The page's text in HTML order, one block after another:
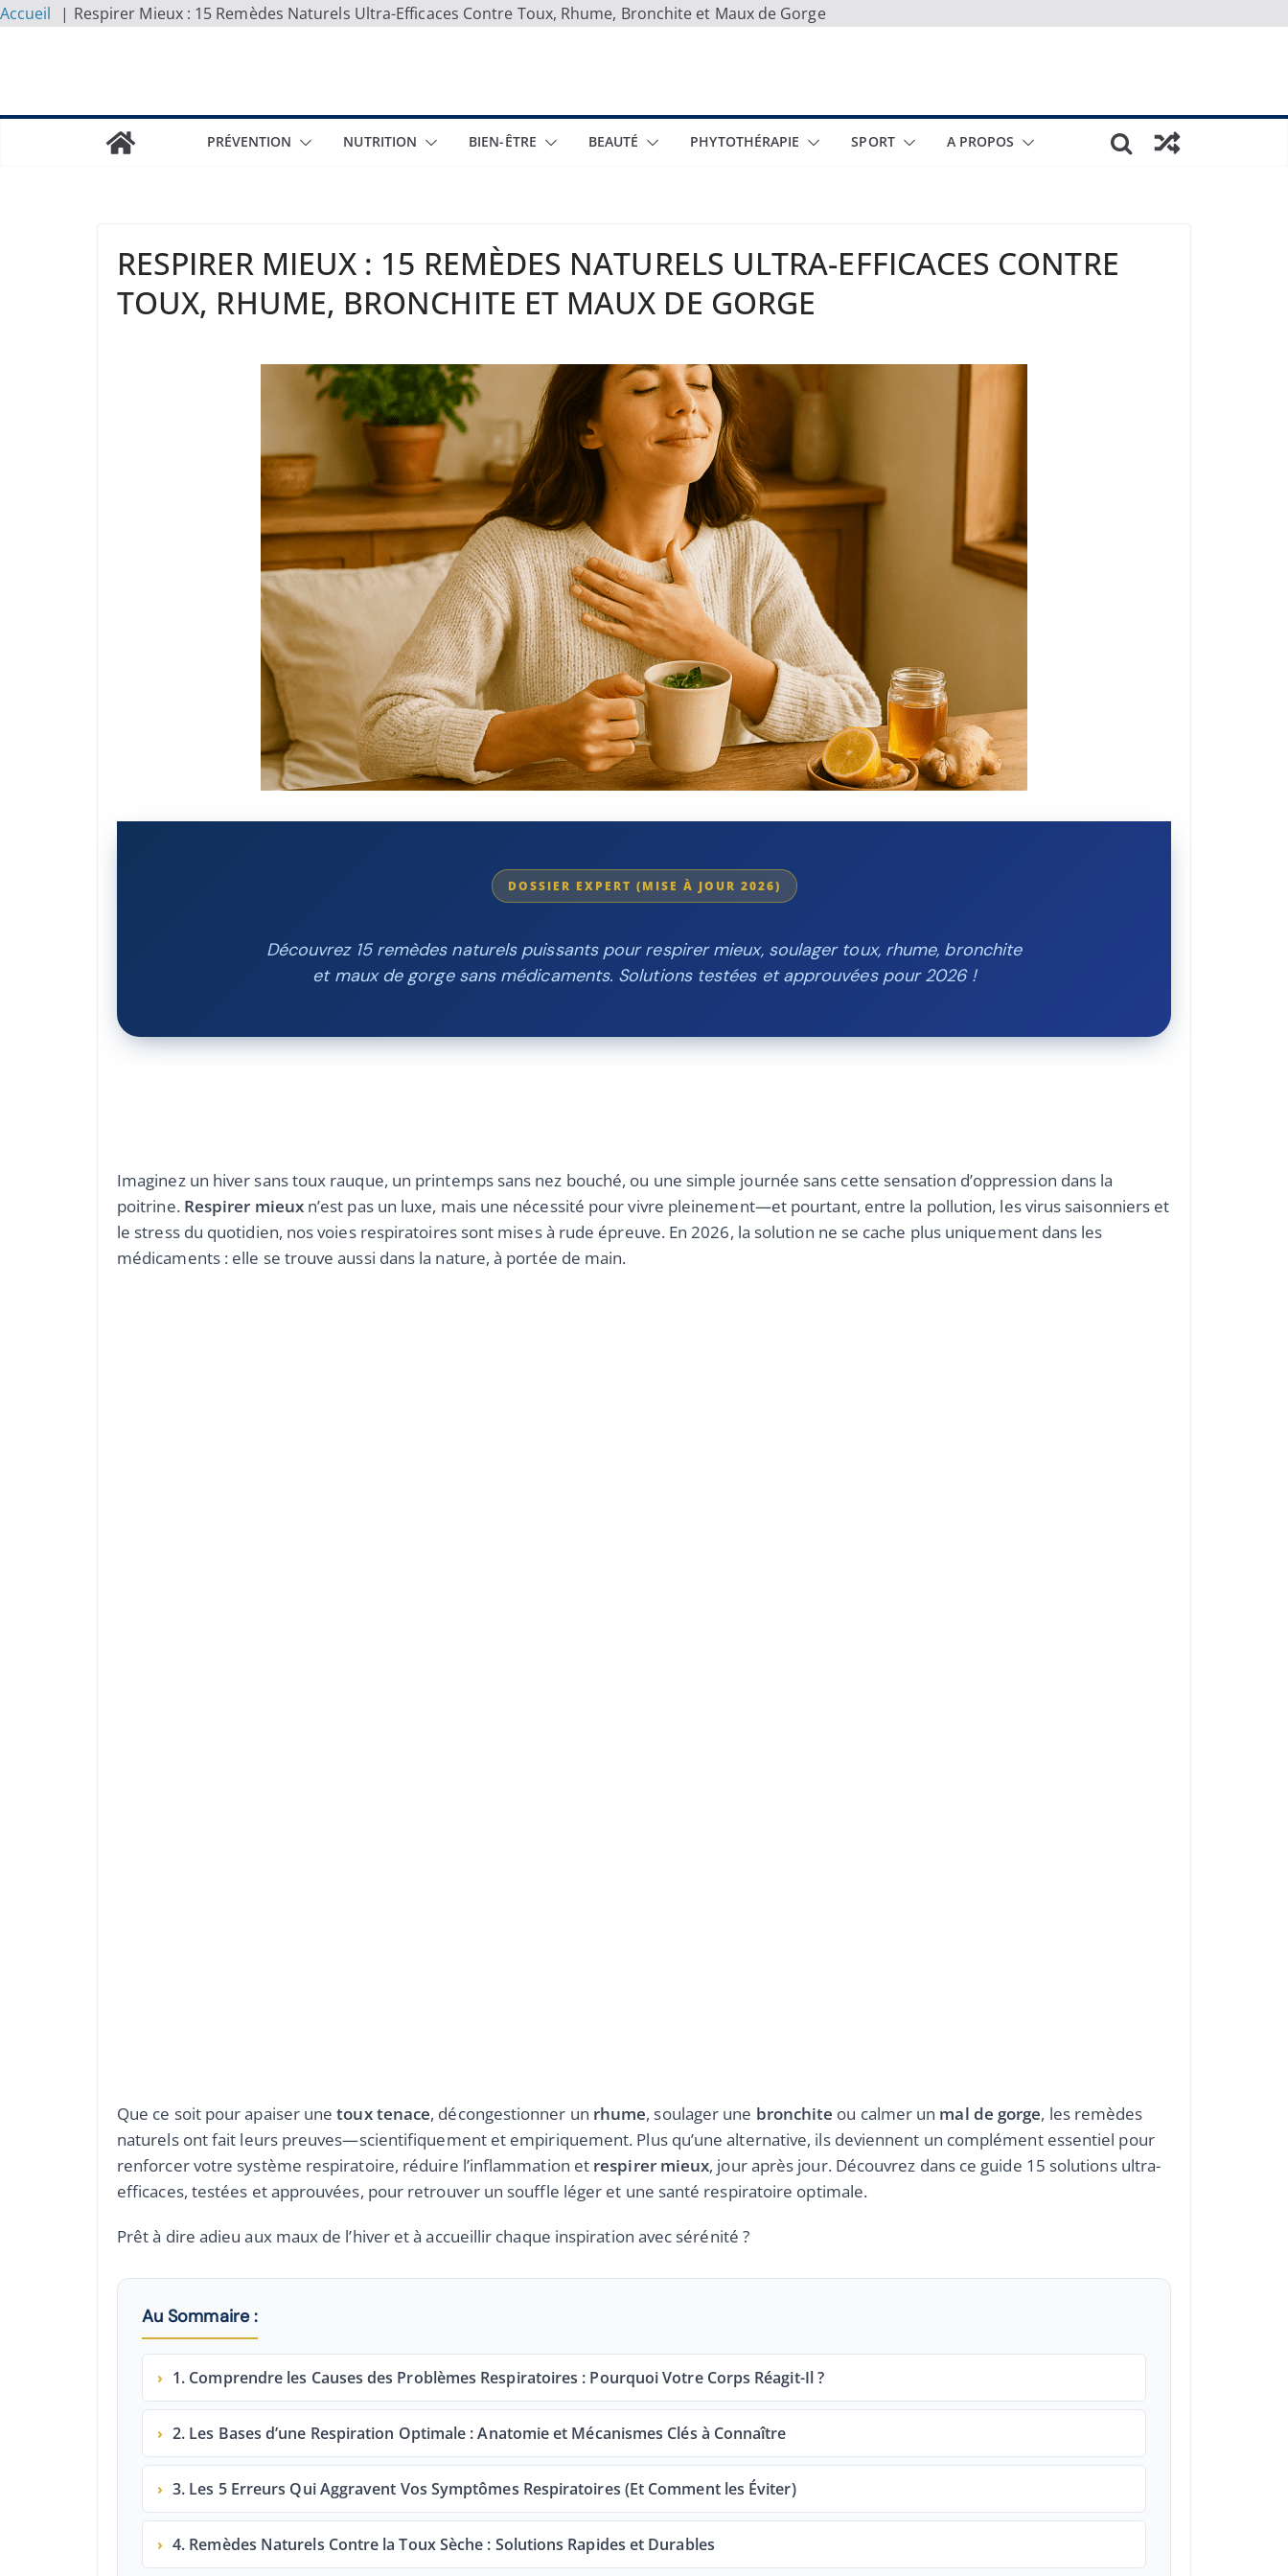
Accueil
Respirer Mieux : 15 Remèdes Naturels Ultra-Efficaces Contre Toux, Rhume, Bronchite et Maux de Gorge
PRÉVENTION NUTRITION BIEN-ÊTRE BEAUTÉ PHYTOTHÉRAPIE SPORT A PROPOS
RESPIRER MIEUX : 15 REMÈDES NATURELS ULTRA-EFFICACES CONTRE
TOUX, RHUME, BRONCHITE ET MAUX DE GORGE
DOSSIER EXPERT (MISE À JOUR 2026)
Découvrez 15 remèdes naturels puissants pour respirer mieux, soulager toux, rhume, bronchite
et maux de gorge sans médicaments. Solutions testées et approuvées pour 2026 !
Imaginez un hiver sans toux rauque, un printemps sans nez bouché, ou une simple journée sans cette sensation d’oppression dans la
poitrine. Respirer mieuxn’est pas un luxe, mais une nécessité pour vivre pleinement—et pourtant, entre la pollution, les virus saisonniers et
le stress du quotidien, nos voies respiratoires sont mises à rude épreuve. En 2026, la solution ne se cache plus uniquement dans les
médicaments : elle se trouve aussi dans la nature, à portée de main.
Que ce soit pour apaiser unetoux tenace, décongestionner un rhume, soulager une bronchite ou calmer un mal de gorge, les remèdes
naturels ont fait leurs preuves—scientifiquement et empiriquement. Plus qu’une alternative, ils deviennent un complément essentiel pour
renforcer votre système respiratoire, réduire l’inflammation et respirer mieux, jour après jour. Découvrez dans ce guide 15 solutions ultra-
efficaces, testées et approuvées, pour retrouver un souffle léger et une santé respiratoire optimale.
Prêt à dire adieu aux maux de l’hiver et à accueillir chaque inspiration avec sérénité ?
Au Sommaire :
› 1. Comprendre les Causes des Problèmes Respiratoires : Pourquoi Votre Corps Réagit-Il ?
› 2. Les Bases d’une Respiration Optimale : Anatomie et Mécanismes Clés à Connaître
› 3. Les 5 Erreurs Qui Aggravent Vos Symptômes Respiratoires (Et Comment les Éviter)
› 4. Remèdes Naturels Contre la Toux Sèche : Solutions Rapides et Durables